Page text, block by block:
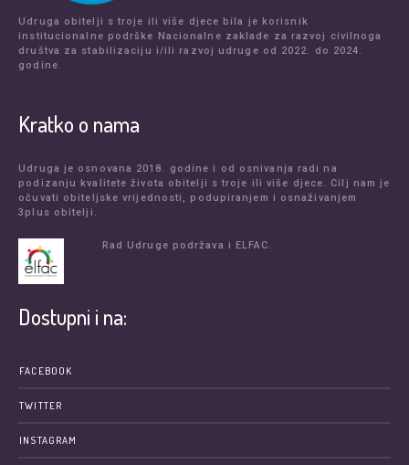
Udruga obitelji s troje ili više djece bila je korisnik
institucionalne podrške Nacionalne zaklade za razvoj civilnoga
društva za stabilizaciju i/ili razvoj udruge od 2022. do 2024.
godine.
Kratko o nama
Udruga je osnovana 2018. godine i od osnivanja radi na
podizanju kvalitete života obitelji s troje ili više djece. Cilj nam je
očuvati obiteljske vrijednosti, podupiranjem i osnaživanjem
3plus obitelji.
Rad Udruge podržava i ELFAC.
Dostupni i na:
FACEBOOK
TWITTER
INSTAGRAM